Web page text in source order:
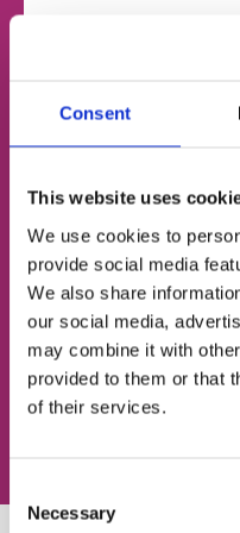
Consent
This website uses
We use cookies to
provide social media
We also share
our social media,
may combine it with
provided to them or that
of their services.
Selection
Necessary
Згоден із політикою